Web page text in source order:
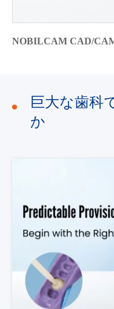
NOBILCAM CAD/
巨大な歯科
か